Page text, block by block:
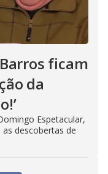
ficam
da
Espetacular,
descobertas de